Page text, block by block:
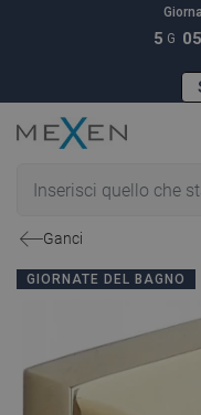
5 G 05
Ganci
GIORNATE DEL BAGNO